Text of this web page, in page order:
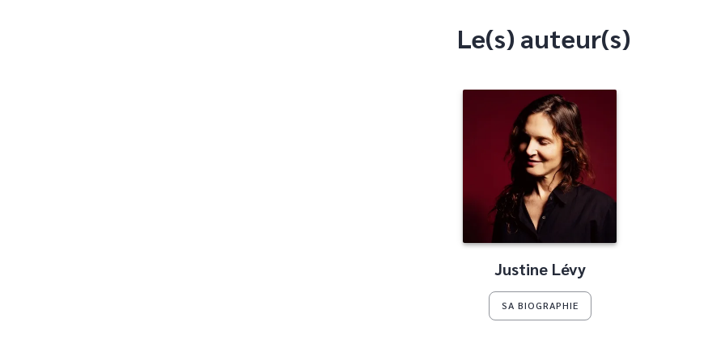
Le(s) auteur(s)
Justine Lévy
SA BIOGRAPHIE